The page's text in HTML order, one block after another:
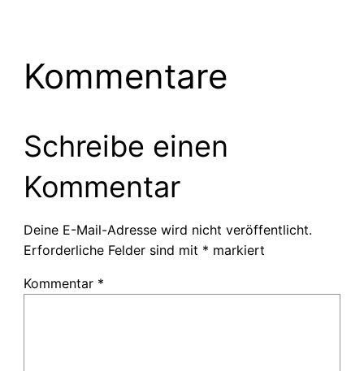
Kommentare
Schreibe einen
Kommentar
Deine E-Mail-Adresse wird nicht veröffentlicht.
Erforderliche Felder sind mit * markiert
Kommentar *